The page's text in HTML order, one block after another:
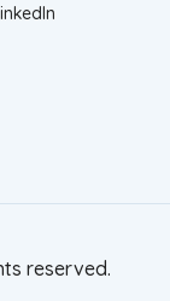
reserved.